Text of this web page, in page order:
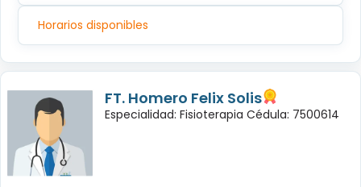
Horarios disponibles
FT. Homero Felix Solis
Especialidad: Fisioterapia Cédula: 7500614